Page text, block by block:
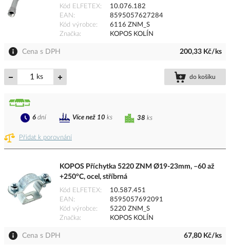
Kód ELFETEX
10.076.182
EAN
8595057627284
Kód výrobce
6116 ZNM_S
Značka
KOPOS KOLÍN
Cena s DPH 200,33 Kč/ks
ks do košíku
Přidat k porovnání
38 ks
6 dní Více než 10 ks
KOPOS Příchytka 5220 ZNM Ø19-23mm, –60 až
+250°C, ocel, stříbrná
Kód ELFETEX
10.587.451
EAN
8595057692091
Kód výrobce
5220 ZNM_S
Značka
KOPOS KOLÍN
Cena s DPH 67,80 Kč/ks